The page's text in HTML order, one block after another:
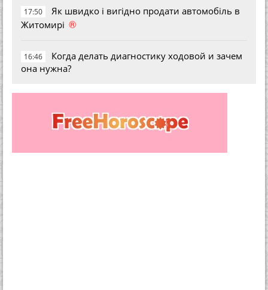
17:50
Як швидко і вигідно продати автомобіль в
Житомирі ®
16:46
Когда делать диагностику ходовой и зачем
она нужна?